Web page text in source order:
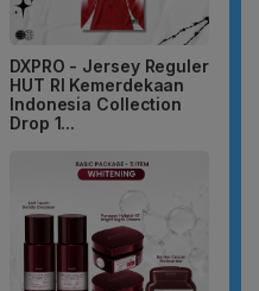
DXPRO - Jersey Reguler
HUT RI Kemerdekaan
Indonesia Collection
Drop 1...